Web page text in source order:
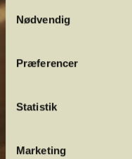
Samtykkevalg
Nødvendig
Præferencer
Statistik
Marketing